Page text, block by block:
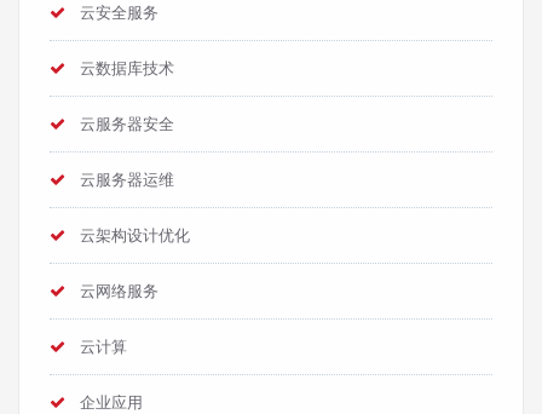
云安全服务
云数据库技术
云服务器安全
云服务器运维
云架构设计优化
云网络服务
云计算
企业应用